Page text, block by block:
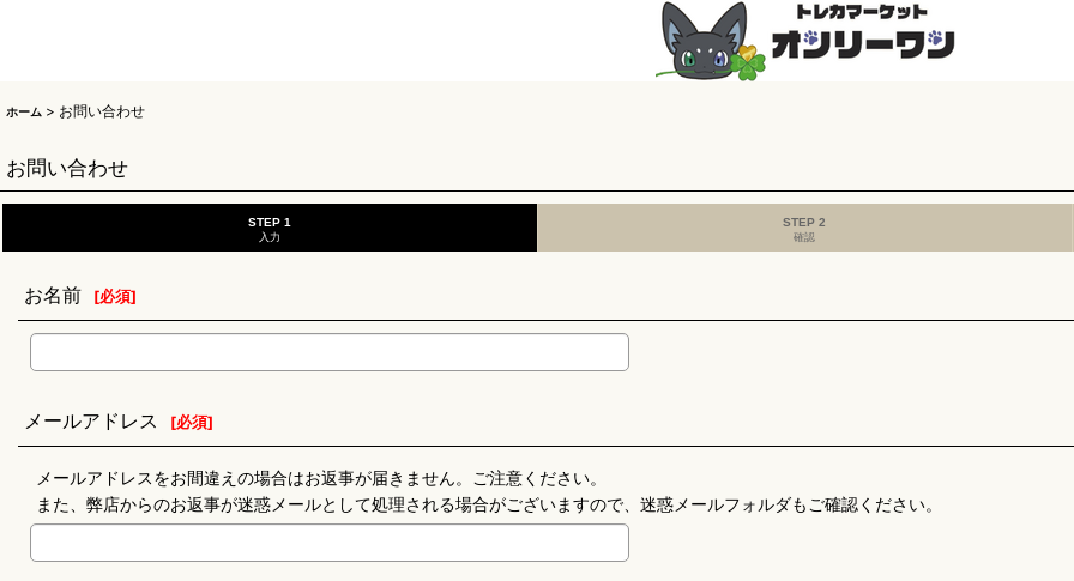
ホーム > お問い合わせ
お問い合わせ
STEP 1
入力
STEP 2
確認
お名前 [必須]
メールアドレス [必須]
メールアドレスをお間違えの場合はお返事が届きません。ご注意ください。
また、弊店からのお返事が迷惑メールとして処理される場合がございますので、迷惑メールフォルダもご確認ください。